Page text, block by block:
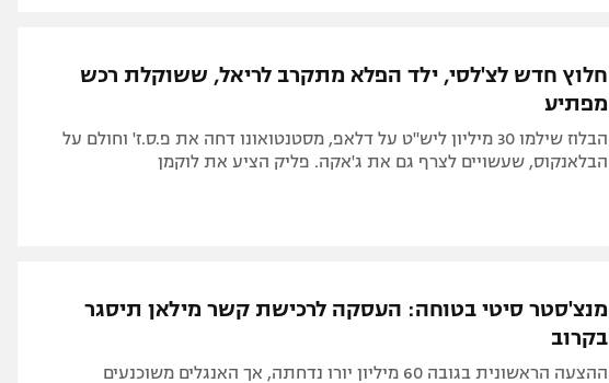
חלוץ חדש לצ'לסי, ילד הפלא מתקרב לריאל, ששוקלת רכש
מפתיע
הבלוז שילמו 30 מיליון ליש"ט על דלאפ, מסטנטואונו דחה את פ.ס.ז' וחולם על
הבלאנקוס, שעשויים לצרף גם את ג'אקה. פליק הציע את לוקמן
מנצ'סטר סיטי בטוחה: העסקה לרכישת קשר מילאן תיסגר
בקרוב
ההצעה הראשונית בגובה 60 מיליון יורו נדחתה, אך האנגלים משוכנעים